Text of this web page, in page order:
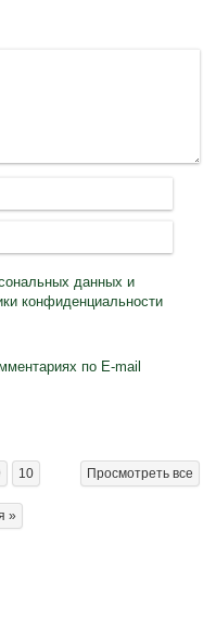
данных и
конфиденциальности
по E-mail
Просмотреть все
10
»